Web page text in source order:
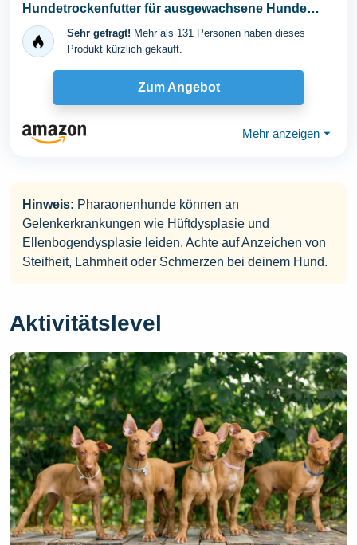
Hundetrockenfutter für ausgewachsene Hunde
aller...
Sehr gefragt! Mehr als 131 Personen haben dieses
Produkt kürzlich gekauft.
Zum Angebot
Mehr anzeigen ⏷
Hinweis: Pharaonenhunde können an
Gelenkerkrankungen wie Hüftdysplasie und
Ellenbogendysplasie leiden. Achte auf Anzeichen von
Steifheit, Lahmheit oder Schmerzen bei deinem Hund.
Aktivitätslevel